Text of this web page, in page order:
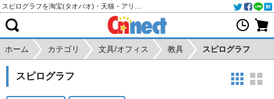
ホーム カテゴリ 文具/オフィス 教具 スピログラフ
スピログラフ